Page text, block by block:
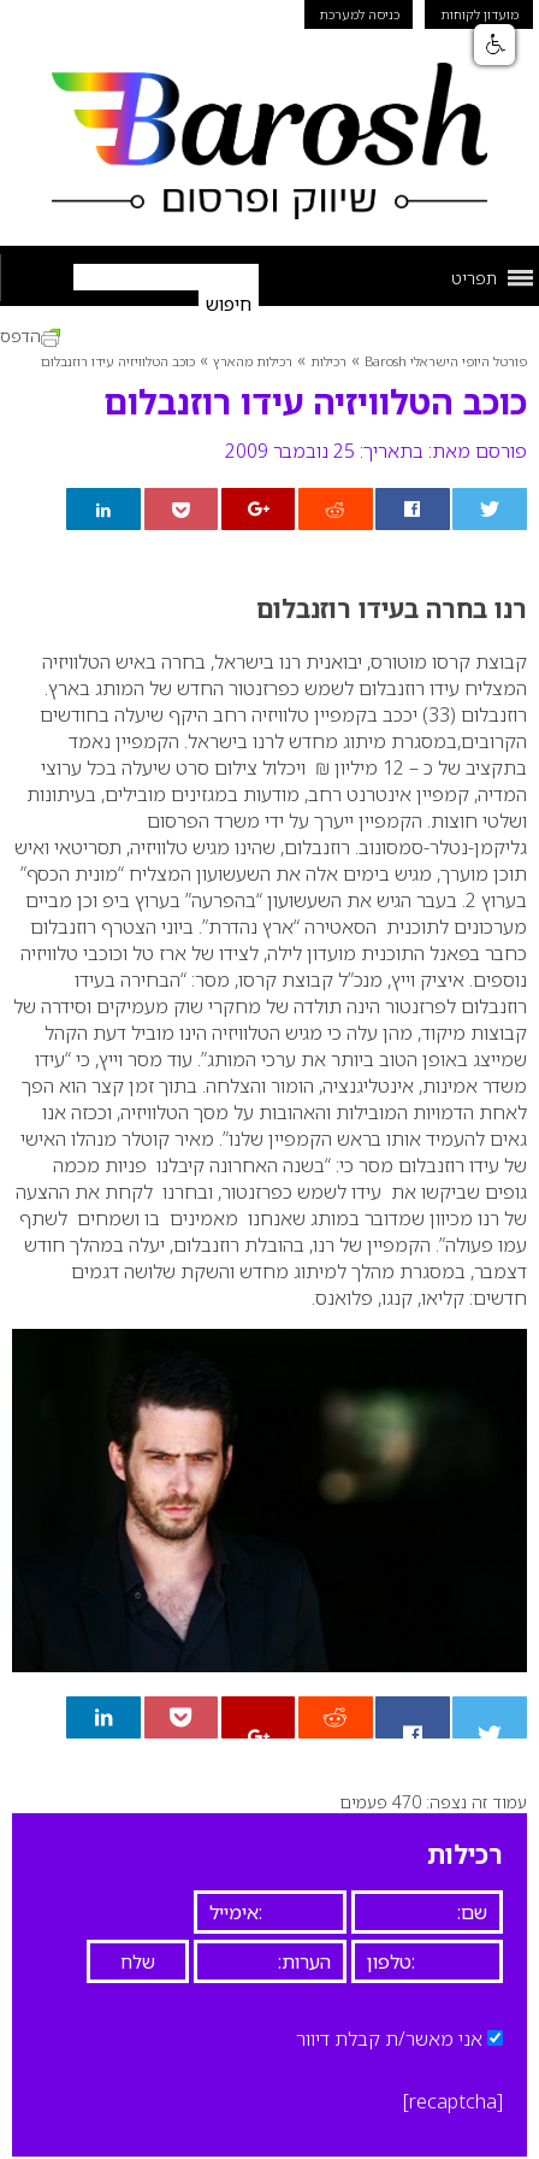
מועדון לקוחות כניסה למערכת
תפריט
פורטל היופי הישראלי Barosh » רכילות » רכילות מהארץ » כוכב הטלוויזיה עידו רוזנבלום
כוכב הטלוויזיה עידו רוזנבלום
פורסם מאת: בתאריך: 25 נובמבר 2009
הדפס
רנו בחרה בעידו רוזנבלום
קבוצת קרסו מוטורס, יבואנית רנו בישראל, בחרה באיש הטלוויזיה
המצליח עידו רוזנבלום לשמש כפרזנטור החדש של המותג בארץ.
רוזנבלום (33) יככב בקמפיין טלוויזיה רחב היקף שיעלה בחודשים
הקרובים,במסגרת מיתוג מחדש לרנו בישראל. הקמפיין נאמד
בתקציב של כ – 12 מיליון ₪ ויכלול צילום סרט שיעלה בכל ערוצי
המדיה, קמפיין אינטרנט רחב, מודעות במגזינים מובילים, בעיתונות
ושלטי חוצות. הקמפיין ייערך על ידי משרד הפרסום
גליקמן-נטלר-סמסונוב. רוזנבלום, שהינו מגיש טלוויזיה, תסריטאי ואיש
תוכן מוערך, מגיש בימים אלה את השעשועון המצליח “מונית הכסף”
בערוץ 2. בעבר הגיש את השעשועון “בהפרעה” בערוץ ביפ וכן מביים
מערכונים לתוכנית הסאטירה “ארץ נהדרת”. ביוני הצטרף רוזנבלום
כחבר בפאנל התוכנית מועדון לילה, לצידו של ארז טל וכוכבי טלוויזיה
נוספים. איציק וייץ, מנכ”ל קבוצת קרסו, מסר: “הבחירה בעידו
רוזנבלום לפרזנטור הינה תולדה של מחקרי שוק מעמיקים וסידרה של
קבוצות מיקוד, מהן עלה כי מגיש הטלוויזיה הינו מוביל דעת הקהל
שמייצג באופן הטוב ביותר את ערכי המותג”. עוד מסר וייץ, כי “עידו
משדר אמינות, אינטליגנציה, הומור והצלחה. בתוך זמן קצר הוא הפך
לאחת הדמויות המובילות והאהובות על מסך הטלוויזיה, וככזה אנו
גאים להעמיד אותו בראש הקמפיין שלנו”. מאיר קוטלר מנהלו האישי
של עידו רוזנבלום מסר כי: “בשנה האחרונה קיבלנו פניות מכמה
גופים שביקשו את עידו לשמש כפרזנטור, ובחרנו לקחת את ההצעה
של רנו מכיוון שמדובר במותג שאנחנו מאמינים בו ושמחים לשתף
עמו פעולה”. הקמפיין של רנו, בהובלת רוזנבלום, יעלה במהלך חודש
דצמבר, במסגרת מהלך למיתוג מחדש והשקת שלושה דגמים
חדשים: קליאו, קנגו, פלואנס.
0
עמוד זה נצפה: 470 פעמים
רכילות
אני מאשר/ת קבלת דיוור
[recaptcha]